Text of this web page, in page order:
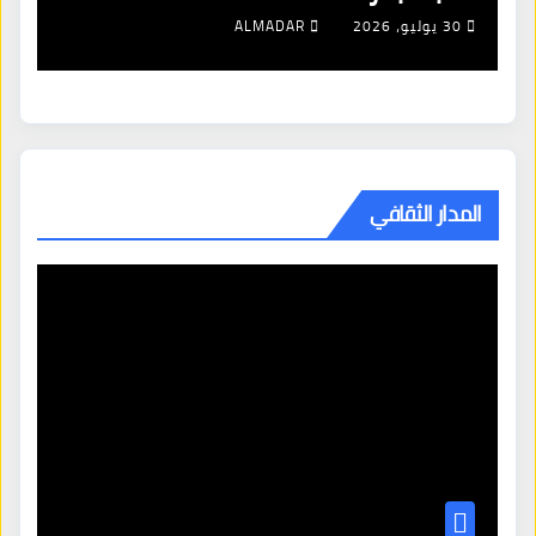
30 يوليو، 2026 ALMADAR
المدار الثقافي